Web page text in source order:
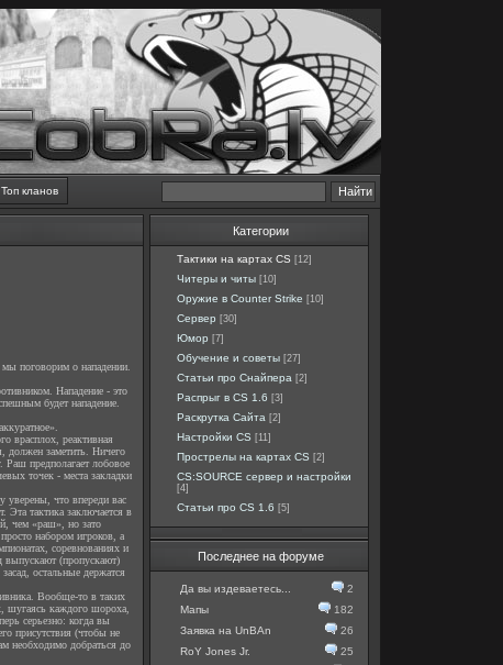
Топ кланов
поговорим о нападении.
Нападение - это
будет нападение.
врасплох, реактивная
должен заметить. Ничего
предполагает лобовое
точек - места закладки
уверены, что впереди вас
Эта тактика заключается в
чем «раш», но зато
набором игроков, а
соревнованиях и
выпускают (пропускают)
остальные держатся
Вообще-то в таких
шугаясь каждого шороха,
серьезно: когда вы
присутствия (чтобы не
необходимо добраться до
Категории
Тактики на картах CS [12]
Читеры и читы [10]
Оружие в Counter Strike [10]
Сервер [30]
Юмор [7]
Обучение и советы [27]
Статьи про Снайпера [2]
Распрыг в CS 1.6 [3]
Раскрутка Сайта [2]
Настройки CS [11]
Прострелы на картах CS [2]
CS:SOURCE сервер и настройки
[4]
Статьи про CS 1.6 [5]
Последнее на форуме
Да вы издеваетесь...
2
Мапы
182
Заявка на UnBAn
26
RoY Jones Jr.
25